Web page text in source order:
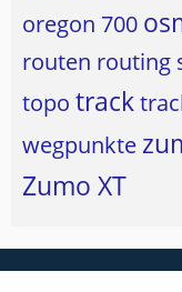
oregon 700
routen routing
topo track
wegpunkte
Zumo XT